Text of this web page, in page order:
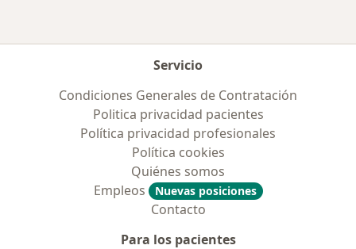
Servicio
Condiciones Generales de Contratación
Politica privacidad pacientes
Política privacidad profesionales
Política cookies
Quiénes somos
Empleos
Nuevas posiciones
Contacto
Para los pacientes